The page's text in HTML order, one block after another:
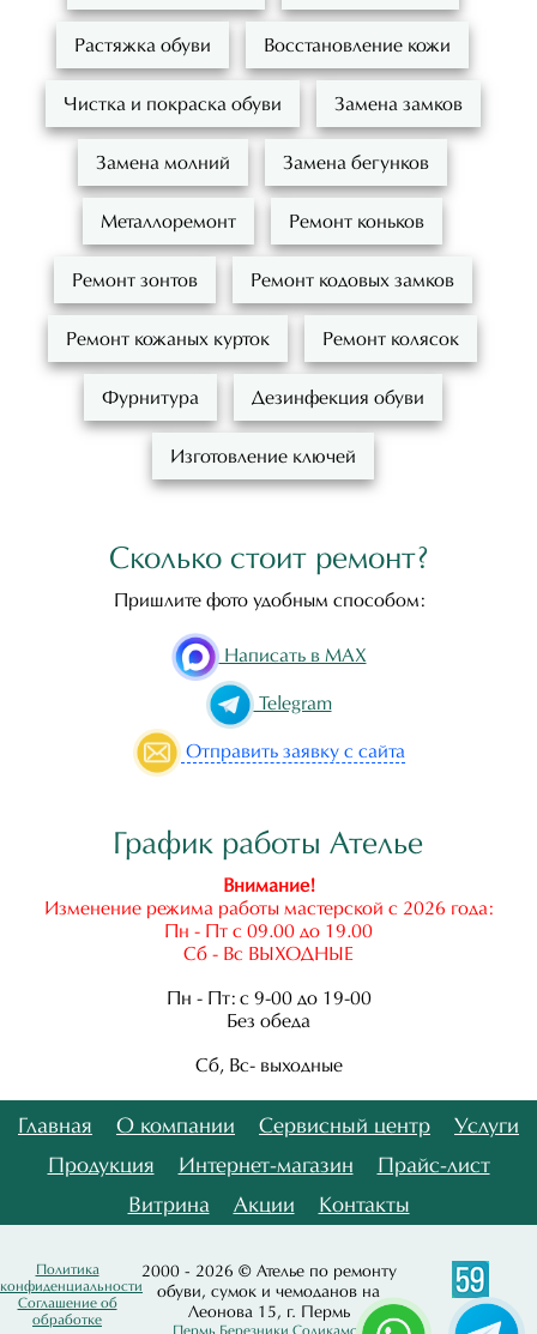
Растяжка обуви Восстановление кожи
Чистка и покраска обуви Замена замков
Замена молний Замена бегунков
Металлоремонт Ремонт коньков
Ремонт зонтов Ремонт кодовых замков
Ремонт кожаных курток Ремонт колясок
Фурнитура Дезинфекция обуви
Изготовление ключей
Сколько стоит ремонт?
Пришлите фото удобным способом:
Написать в MAX
Telegram
Отправить заявку с сайта
График работы Ателье
Внимание!
Изменение режима работы мастерской с 2026 года:
Пн - Пт с 09.00 до 19.00
Сб - Вс ВЫХОДНЫЕ
Пн - Пт: с 9-00 до 19-00
Без обеда
Сб, Вс- выходные
Главная О компании Сервисный центр
Услуги
Продукция
Интернет-магазин
Прайс-лист
Витрина
Акции Контакты
Политика
конфиденциальности
Соглашение об
обработке
2000 - 2026 © Ателье по ремонту
обуви, сумок и чемоданов на
Леонова 15, г. Пермь
Пермь Березники Соликамск